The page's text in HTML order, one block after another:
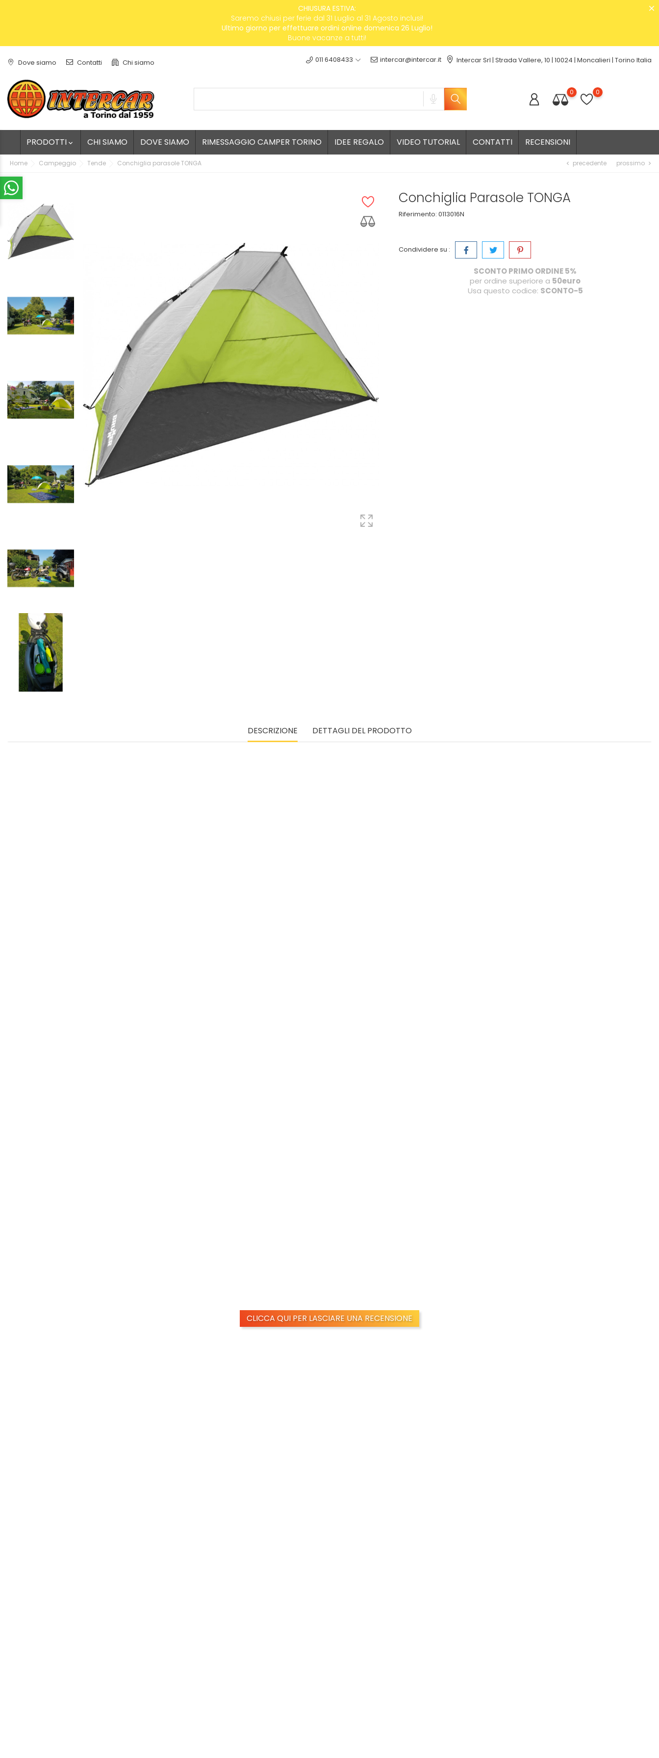
CHIUSURA ESTIVA:
Saremo chiusi per ferie dal 31 Luglio al 31 Agosto inclusi!
Ultimo giorno per effettuare ordini online domenica 26 Luglio!
Buone vacanze a tutti!
Dove siamo Contatti Chi siamo 011 6408433 intercar@intercar.it Intercar Srl | Strada Vallere, 10 | 10024 | Moncalieri | Torino Italia
0 0
PRODOTTI  CHI SIAMO DOVE SIAMO RIMESSAGGIO CAMPER TORINO IDEE REGALO VIDEO TUTORIAL CONTATTI RECENSIONI
Home Campeggio Tende Conchiglia parasole TONGA chevron_left precedente prossimo chevron_right
Conchiglia Parasole TONGA
Riferimento: 0113016N
Condividere su :
SCONTO PRIMO ORDINE 5%
per ordine superiore a 50euro
Usa questo codice: SCONTO-5
DESCRIZIONE DETTAGLI DEL PRODOTTO
CLICCA QUI PER LASCIARE UNA RECENSIONE